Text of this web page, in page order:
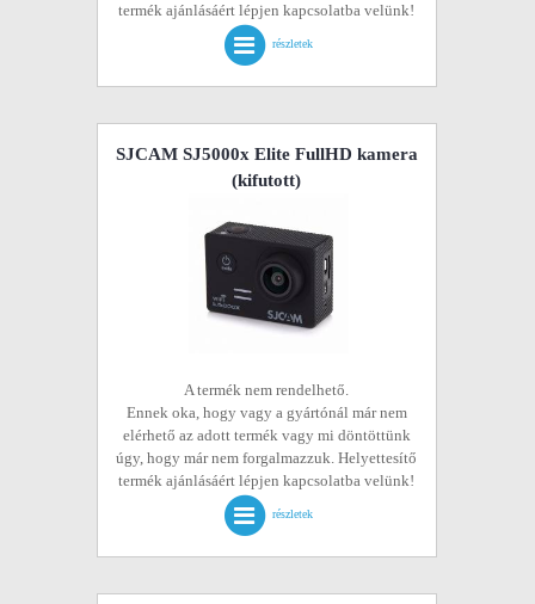
termék ajánlásáért lépjen kapcsolatba velünk!
részletek
SJCAM SJ5000x Elite FullHD kamera
(kifutott)
A termék nem rendelhető.
Ennek oka, hogy vagy a gyártónál már nem
elérhető az adott termék vagy mi döntöttünk
úgy, hogy már nem forgalmazzuk. Helyettesítő
termék ajánlásáért lépjen kapcsolatba velünk!
részletek